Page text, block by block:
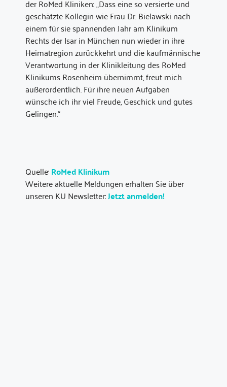
der RoMed Kliniken: „Dass eine so versierte und
geschätzte Kollegin wie Frau Dr. Bielawski nach
einem für sie spannenden Jahr am Klinikum
Rechts der Isar in München nun wieder in ihre
Heimatregion zurückkehrt und die kaufmännische
Verantwortung in der Klinikleitung des RoMed
Klinikums Rosenheim übernimmt, freut mich
außerordentlich. Für ihre neuen Aufgaben
wünsche ich ihr viel Freude, Geschick und gutes
Gelingen.“
Quelle:RoMed Klinikum
Weitere aktuelle Meldungen erhalten Sie über
unseren KU Newsletter:Jetzt anmelden!